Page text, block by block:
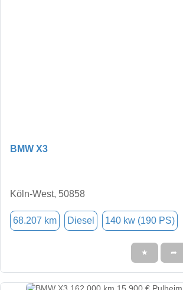
BMW X3
Köln-West, 50858
68.207 km Diesel 140 kw (190 PS)
★ ➦